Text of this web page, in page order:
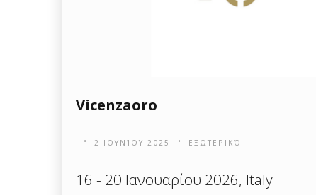
Vicenzaoro
2 ΙΟΥΝΊΟΥ 2025 ΕΞΩΤΕΡΙΚΌ
16 - 20 Ιανουαρίου 2026, Italy